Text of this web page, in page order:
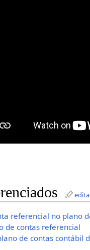
referencial no plano
de contas referencial
de contas contábil